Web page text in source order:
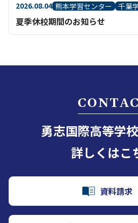
2026.08.04 熊本学習センター 千葉
夏季休校期間のお知らせ
勇志国際高等学
詳しくはこ
資料請求